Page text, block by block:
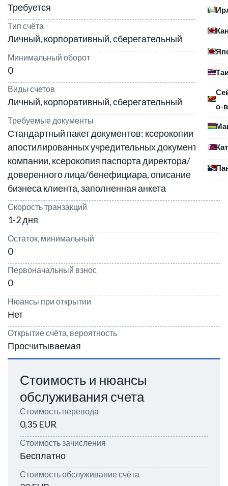
о-
Требуется
Тип счёта
Личный, корпоративный, сберегательный
Минимальный оборот
0
Виды счетов
Личный, корпоративный, сберегательный
Требуемые документы
Стандартный пакет документов: ксерокопии
апостилированных учредительных документов
компании, ксерокопия паспорта директора/
доверенного лица/бенефициара, описание
бизнеса клиента, заполненная анкета
Скорость транзакций
1-2 дня
Остаток, минимальный
0
Первоначальный взнос
0
Нюансы при открытии
Нет
Открытие счёта, вероятность
Просчитываемая
Стоимость и нюансы
обслуживания счета
Стоимость перевода
0,35 EUR
Стоимость зачисления
Бесплатно
Стоимость обслуживание счёта